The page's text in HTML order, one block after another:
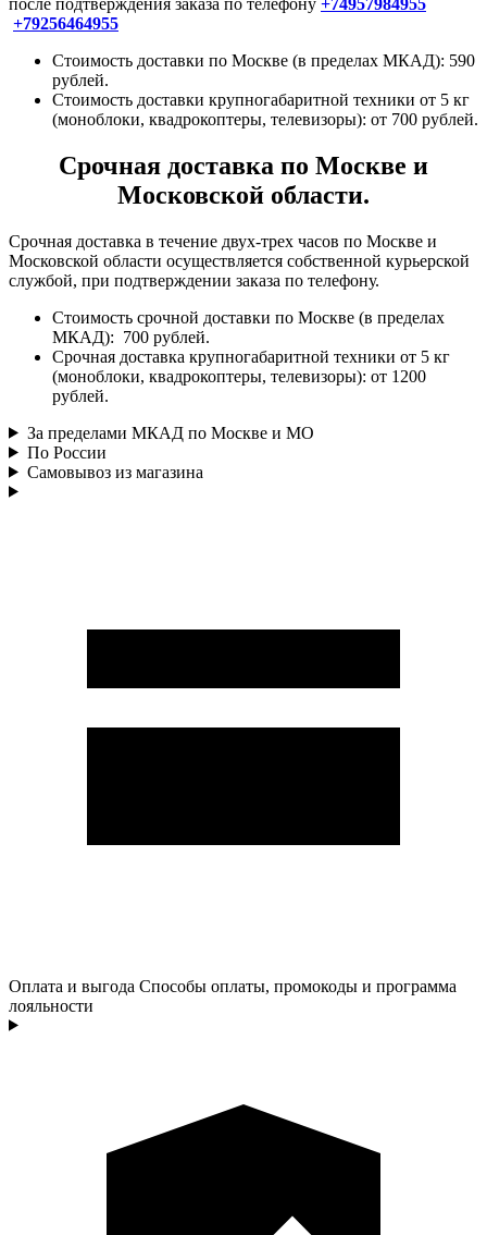
+79256464955
Стоимость доставки по Москве (в пределах МКАД): 590
рублей.
Стоимость доставки крупногабаритной техники от 5 кг
(моноблоки, квадрокоптеры, телевизоры): от 700 рублей.
Срочная доставка по Москве и
Московской области.
Срочная доставка в течение двух-трех часов по Москве и
Московской области осуществляется собственной курьерской
службой, при подтверждении заказа по телефону.
Стоимость срочной доставки по Москве (в пределах
МКАД): 700 рублей.
Срочная доставка крупногабаритной техники от 5 кг
(моноблоки, квадрокоптеры, телевизоры): от 1200
рублей.
За пределами МКАД по Москве и МО
По России
Самовывоз из магазина
Оплата и выгода Способы оплаты, промокоды и программа
лояльности